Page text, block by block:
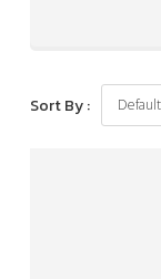
Sort By :